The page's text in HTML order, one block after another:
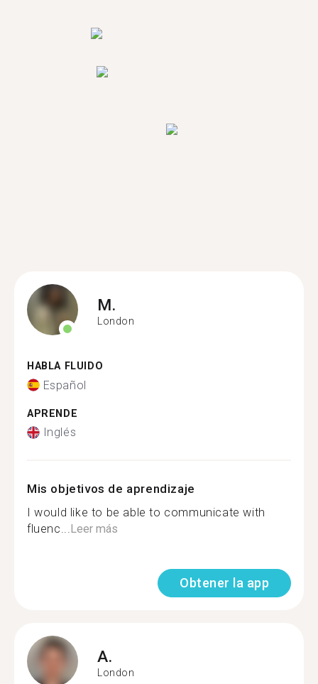
M.
London
HABLA FLUIDO
Español
APRENDE
Inglés
Mis objetivos de aprendizaje
I would like to be able to communicate with
fluenc...Leer más
Obtener la app
A.
London